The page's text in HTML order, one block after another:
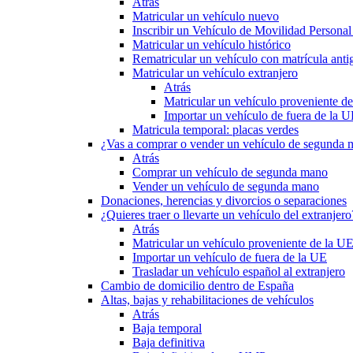
Matricular un vehículo nuevo
Inscribir un Vehículo de Movilidad
Matricular un vehículo histórico
Rematricular un vehículo con matrícula
Matricular un vehículo extranjero
Atrás
Matricular un vehículo proveniente
Importar un vehículo de fuera de la
Matricula temporal: placas verdes
¿Vas a comprar o vender un vehículo de segunda
Atrás
Comprar un vehículo de segunda mano
Vender un vehículo de segunda mano
Donaciones, herencias y divorcios o separaciones
¿Quieres traer o llevarte un vehículo del
Atrás
Matricular un vehículo proveniente de la UE
Importar un vehículo de fuera de la UE
Trasladar un vehículo español al extranjero
Cambio de domicilio dentro de España
Altas, bajas y rehabilitaciones de vehículos
Atrás
Baja temporal
Baja definitiva